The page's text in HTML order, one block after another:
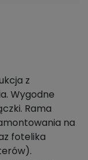
z
Wygodne
Rama
na
fotelika